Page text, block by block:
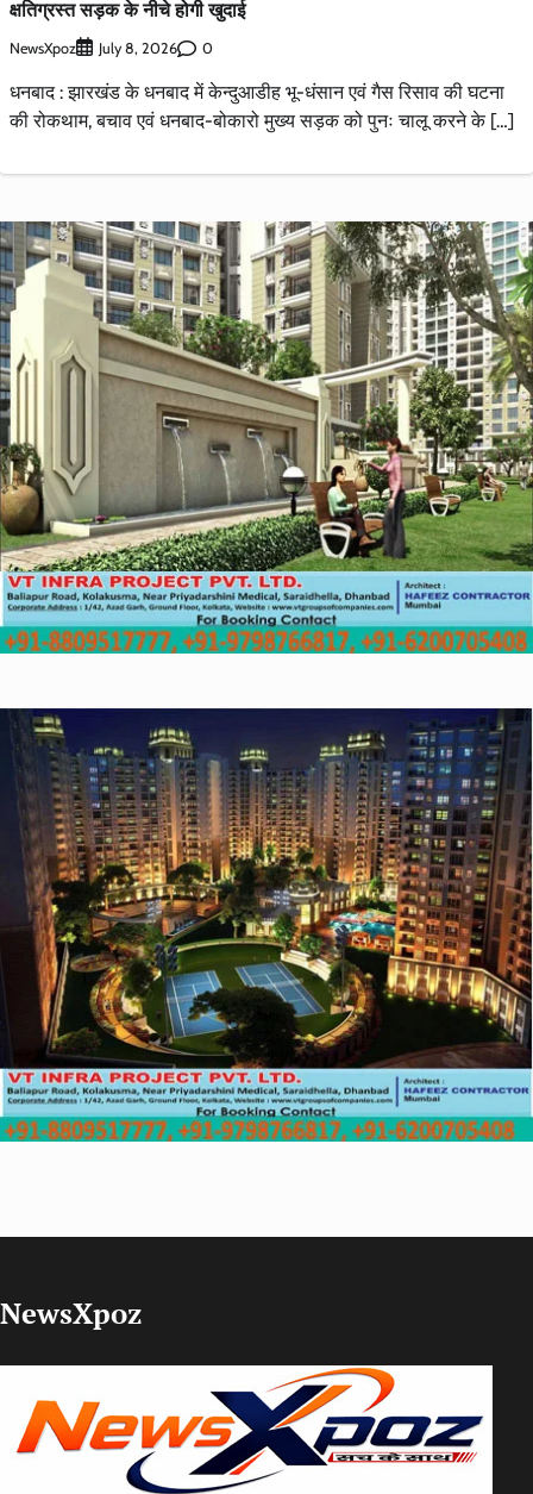
क्षतिग्रस्त सड़क के नीचे होगी खुदाई
NewsXpoz July 8, 2026 0
धनबाद : झारखंड के धनबाद में केन्दुआडीह भू-धंसान एवं गैस रिसाव की घटना
की रोकथाम, बचाव एवं धनबाद-बोकारो मुख्य सड़क को पुनः चालू करने के […]
NewsXpoz